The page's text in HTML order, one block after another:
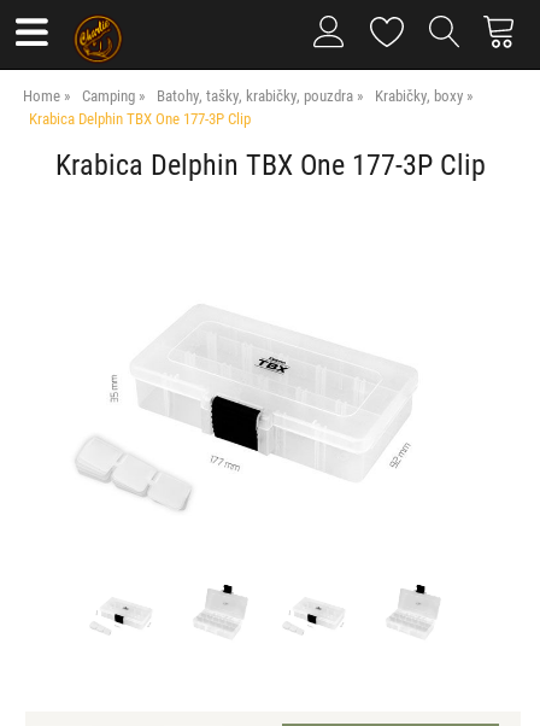
Home Camping Batohy, tašky, krabičky, pouzdra
Krabičky, boxy
Krabica Delphin TBX One 177-3P Clip
Krabica Delphin TBX One 177-3P Clip